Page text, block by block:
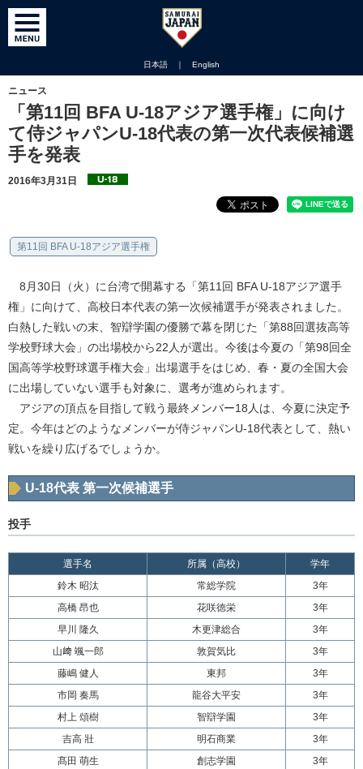
日本語 ｜ English
ニュース
「第11回 BFA U-18アジア選手権」に向け
て侍ジャパンU-18代表の第一次代表候補選
手を発表
2016年3月31日
第11回 BFA U-18アジア選手権
8月30日（火）に台湾で開幕する「第11回 BFA U-18アジア選手
権」に向けて、高校日本代表の第一次候補選手が発表されました。
白熱した戦いの末、智辯学園の優勝で幕を閉じた「第88回選抜高等
学校野球大会」の出場校から22人が選出。今後は今夏の「第98回全
国高等学校野球選手権大会」出場選手をはじめ、春・夏の全国大会
に出場していない選手も対象に、選考が進められます。
アジアの頂点を目指して戦う最終メンバー18人は、今夏に決定予
定。今年はどのようなメンバーが侍ジャパンU-18代表として、熱い
戦いを繰り広げるでしょうか。
U-18代表 第一次候補選手
投手
選手名 所属（高校）
学年
鈴木 昭汰
常総学院
3年
高橋 昂也
花咲徳栄
3年
早川 隆久
木更津総合
3年
山﨑 颯一郎
敦賀気比
3年
藤嶋 健人
東邦
3年
市岡 奏馬
龍谷大平安
3年
村上 頌樹
智辯学園
3年
吉高 壯
明石商業
3年
髙田 萌生
創志学園 3年